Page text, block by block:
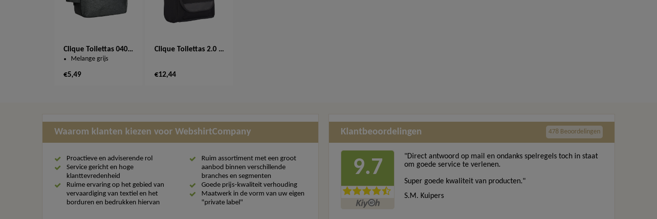
Clique Toilettas 040315
€5,49
Melange grijs
Clique Toilettas 2.0 040249
€12,44
Waarom klanten kiezen voor WebshirtCompany
Proactieve en adviserende rol
Service gericht en hoge
klanttevredenheid
Ruime ervaring op het gebied van
vervaardiging van textiel en het
borduren en bedrukken hiervan
Ruim assortiment met een groot
aanbod binnen verschillende
branches en segmenten
Goede prijs-kwaliteit verhouding
Maatwerk in de vorm van uw eigen
"private label"
Klantbeoordelingen 478 Beoordelingen
9.7
"Direct antwoord op mail en ondanks spelregels toch in staat
om goede service te verlenen.
Super goede kwaliteit van producten."
S.M. Kuipers